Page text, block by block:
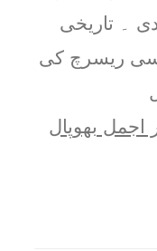
۔ تاریخی
ریسرچ کی